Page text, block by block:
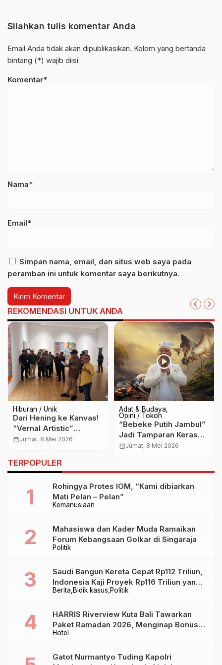
Silahkan tulis komentar Anda
Email Anda tidak akan dipublikasikan. Kolom yang bertanda
bintang (*) wajib diisi
Komentar*
Nama*
Email*
Simpan nama, email, dan situs web saya pada
peramban ini untuk komentar saya berikutnya.
REKOMENDASI UNTUK ANDA
Hiburan / Unik
Dari Hening ke Kanvas!
“Vernal Artistic”
Hidupkan Musim Semi
Gallery
calendar_monthJumat, 8 Mei 2026
Adat & Budaya
Opini / Tokoh
“Bebeke Putih Jambul”
Jadi Tamparan Keras
untuk Pemimpin Bali,
Rahwana
calendar_monthJumat, 8 Mei 2026
TERPOPULER
Kemanusiaan
Rohingya Protes IOM, “Kami dibiarkan
Mati Pelan – Pelan”
Politik
Mahasiswa dan Kader Muda Ramaikan
Forum Kebangsaan Golkar di Singaraja
Berita Bidik kasus Politik
Saudi Bangun Kereta Cepat Rp112 Triliun,
Indonesia Kaji Proyek Rp116 Triliun yang
Baru Sampai Bandung
Hotel
HARRIS Riverview Kuta Bali Tawarkan
Paket Ramadan 2026, Menginap Bonus
Takjil hingga Bukber Mulai Rp88.888
Gatot Nurmantyo Tuding Kapolri